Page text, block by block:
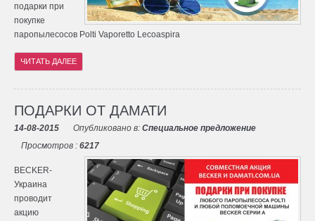
подарки при
покупке
паропылесосов Polti Vaporetto Lecoaspira
ЧИТАТЬ ДАЛЕЕ
ПОДАРКИ ОТ ДАМАТИ
14-08-2015 Опубликовано в: Специальное предложение
Просмотров : 6217
BECKER-
Украина
проводит
акцию